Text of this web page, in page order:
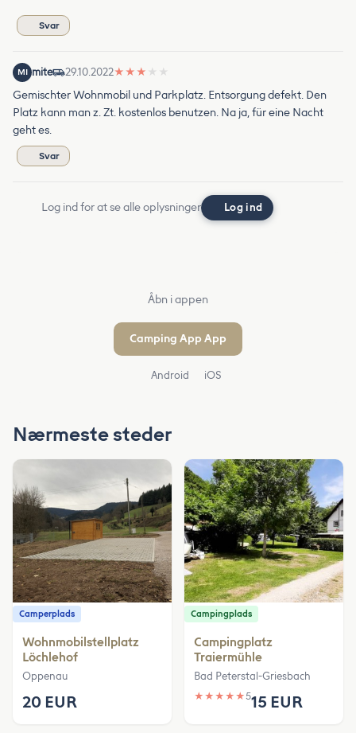
Svar
MI mite 29.10.2022★ ★ ★ ★ ★
Gemischter Wohnmobil und Parkplatz. Entsorgung defekt. Den
Platz kann man z. Zt. kostenlos benutzen. Na ja, für eine Nacht
geht es.
Svar
Log ind for at se alle oplysninger Log ind
Åbn i appen
Camping App App
Android iOS
Nærmeste steder
Camperplads
Wohnmobilstellplatz
Löchlehof
Oppenau
20 EUR
Campingplads
Campingplatz
Traiermühle
Bad Peterstal-Griesbach
★ ★ ★ ★ ★515 EUR